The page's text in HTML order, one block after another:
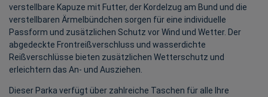
verstellbare Kapuze mit Futter, der Kordelzug am Bund und die
verstellbaren Ärmelbündchen sorgen für eine individuelle
Passform und zusätzlichen Schutz vor Wind und Wetter. Der
abgedeckte Frontreißverschluss und wasserdichte
Reißverschlüsse bieten zusätzlichen Wetterschutz und
erleichtern das An- und Ausziehen.
Dieser Parka verfügt über zahlreiche Taschen für alle Ihre